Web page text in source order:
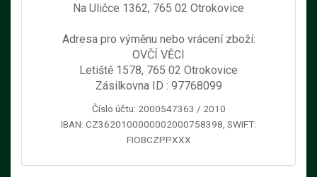
Na Uličce 1362, 765 02 Otrokovice
Adresa pro výměnu nebo vrácení zboží:
OVČÍ VĚCI
Letiště 1578, 765 02 Otrokovice
Zásilkovna ID : 97768099
Číslo účtu: 2000547363 / 2010
IBAN: CZ3620100000002000758398, SWIFT:
FIOBCZPPXXX